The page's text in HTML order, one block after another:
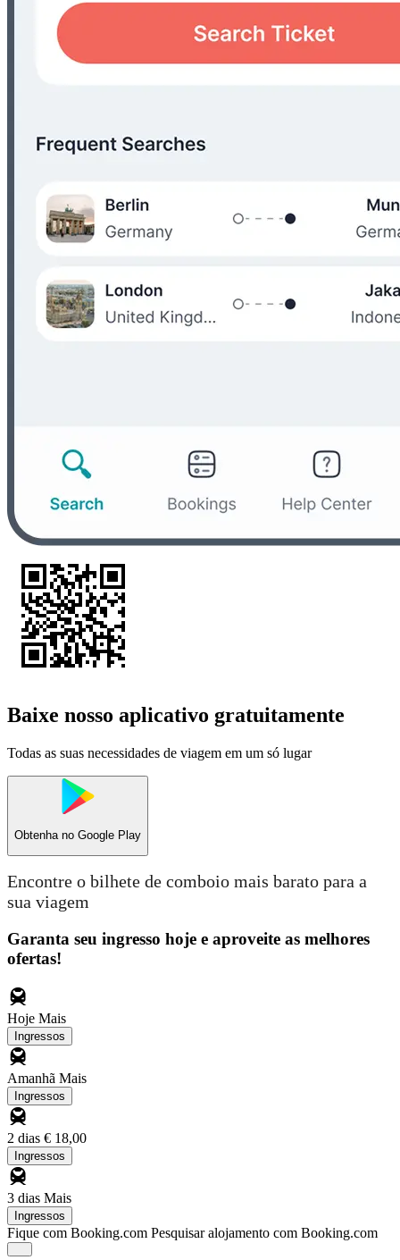
Baixe nosso aplicativo gratuitamente
Todas as suas necessidades de viagem em um só lugar
Obtenha no Google Play
Encontre o bilhete de comboio mais barato para a
sua viagem
Garanta seu ingresso hoje e aproveite as melhores
ofertas!
Hoje Mais
Ingressos
Amanhã Mais
Ingressos
2 dias € 18,00
Ingressos
3 dias Mais
Ingressos
Fique com Booking.com Pesquisar alojamento com Booking.com